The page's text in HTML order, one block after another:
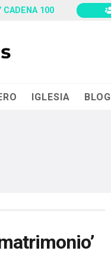
CADENA 100
IGLESIA BLOG